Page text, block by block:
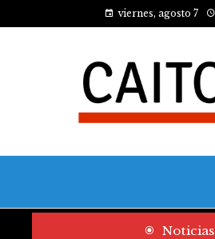
viernes, agosto 7
Noticias